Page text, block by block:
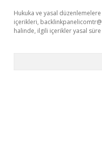
Hukuka ve yasal
içerikleri,
halinde, ilgili içerikler yasal